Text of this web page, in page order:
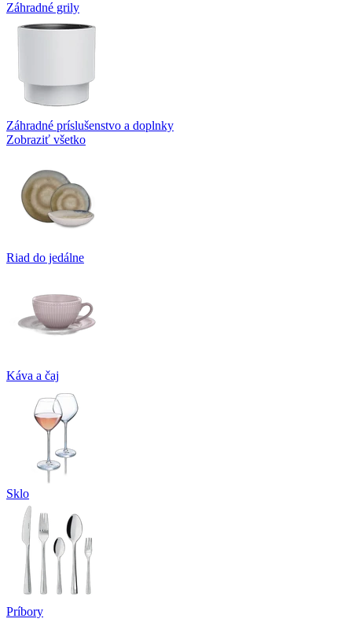
Záhradné grily
Záhradné príslušenstvo a doplnky
Zobraziť všetko
Riad do jedálne
Káva a čaj
Sklo
Príbory